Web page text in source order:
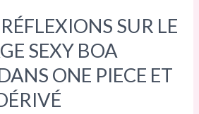
SUR LE
SEXY BOA
ONE PIECE ET